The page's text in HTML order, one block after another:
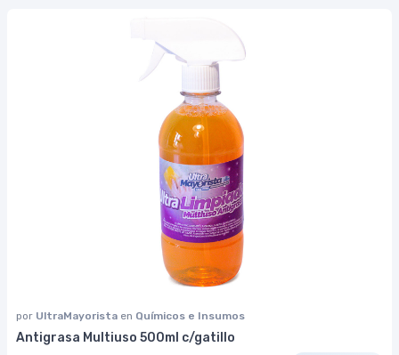
por UltraMayorista en Químicos e Insumos
Antigrasa Multiuso 500ml c/gatillo